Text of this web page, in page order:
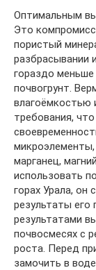
Оптимальным
Это
пористый
разбрасывании
гораздо
почвогрунт.
влагоёмкостью
требования,
марганец,
использовать
горах Урала, он
результаты его
результатами
почвосмесях с
роста. Перед
замочить в